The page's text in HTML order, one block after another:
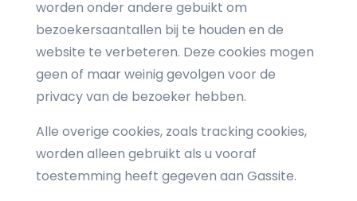
worden onder andere gebuikt om
bezoekersaantallen bij te houden en de
website te verbeteren. Deze cookies mogen
geen of maar weinig gevolgen voor de
privacy van de bezoeker hebben.
Alle overige cookies, zoals tracking cookies,
worden alleen gebruikt als u vooraf
toestemming heeft gegeven aan Gassite.